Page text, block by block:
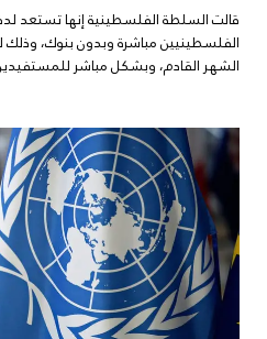
قالت السلطة الفلسطينية إنها تستعد
الفلسطينيين مباشرة وبدون بنوك، وذلك
الشهر القادم، وبشكل مباشر